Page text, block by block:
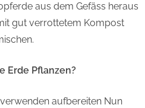
aus dem Gefäss heraus
gut verrottetem Kompost
Erde Pflanzen?
aufbereiten Nun